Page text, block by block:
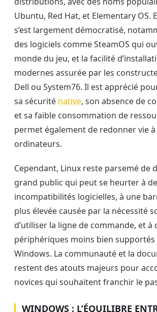
Ubuntu, Red Hat, et Elementary OS.
s’est largement démocratisé,
des logiciels comme SteamOS qui
monde du jeu, et la facilité
modernes assurée par les
Dell ou System76. Il est apprécié
sa sécurité native, son absence de
et sa faible consommation de
permet également de redonner vie à
ordinateurs.
Cependant, Linux reste parsemé de
grand public qui peut se heurter à
incompatibilités logicielles, à une
plus élevée causée par la nécessité
d’utiliser la ligne de commande, et à
périphériques moins bien supportés
Windows. La communauté et la
restent des atouts majeurs pour
novices qui souhaitent franchir le
WINDOWS : L’ÉQUILIBRE